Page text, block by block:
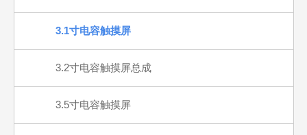
3.1寸电容触摸屏
3.2寸电容触摸屏总成
3.5寸电容触摸屏